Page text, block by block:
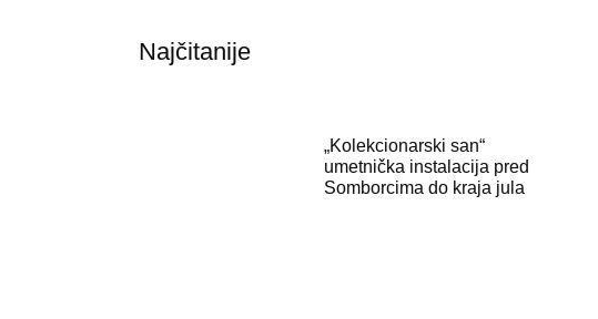
Najčitanije
„Kolekcionarski san“
umetnička instalacija pred
Somborcima do kraja jula